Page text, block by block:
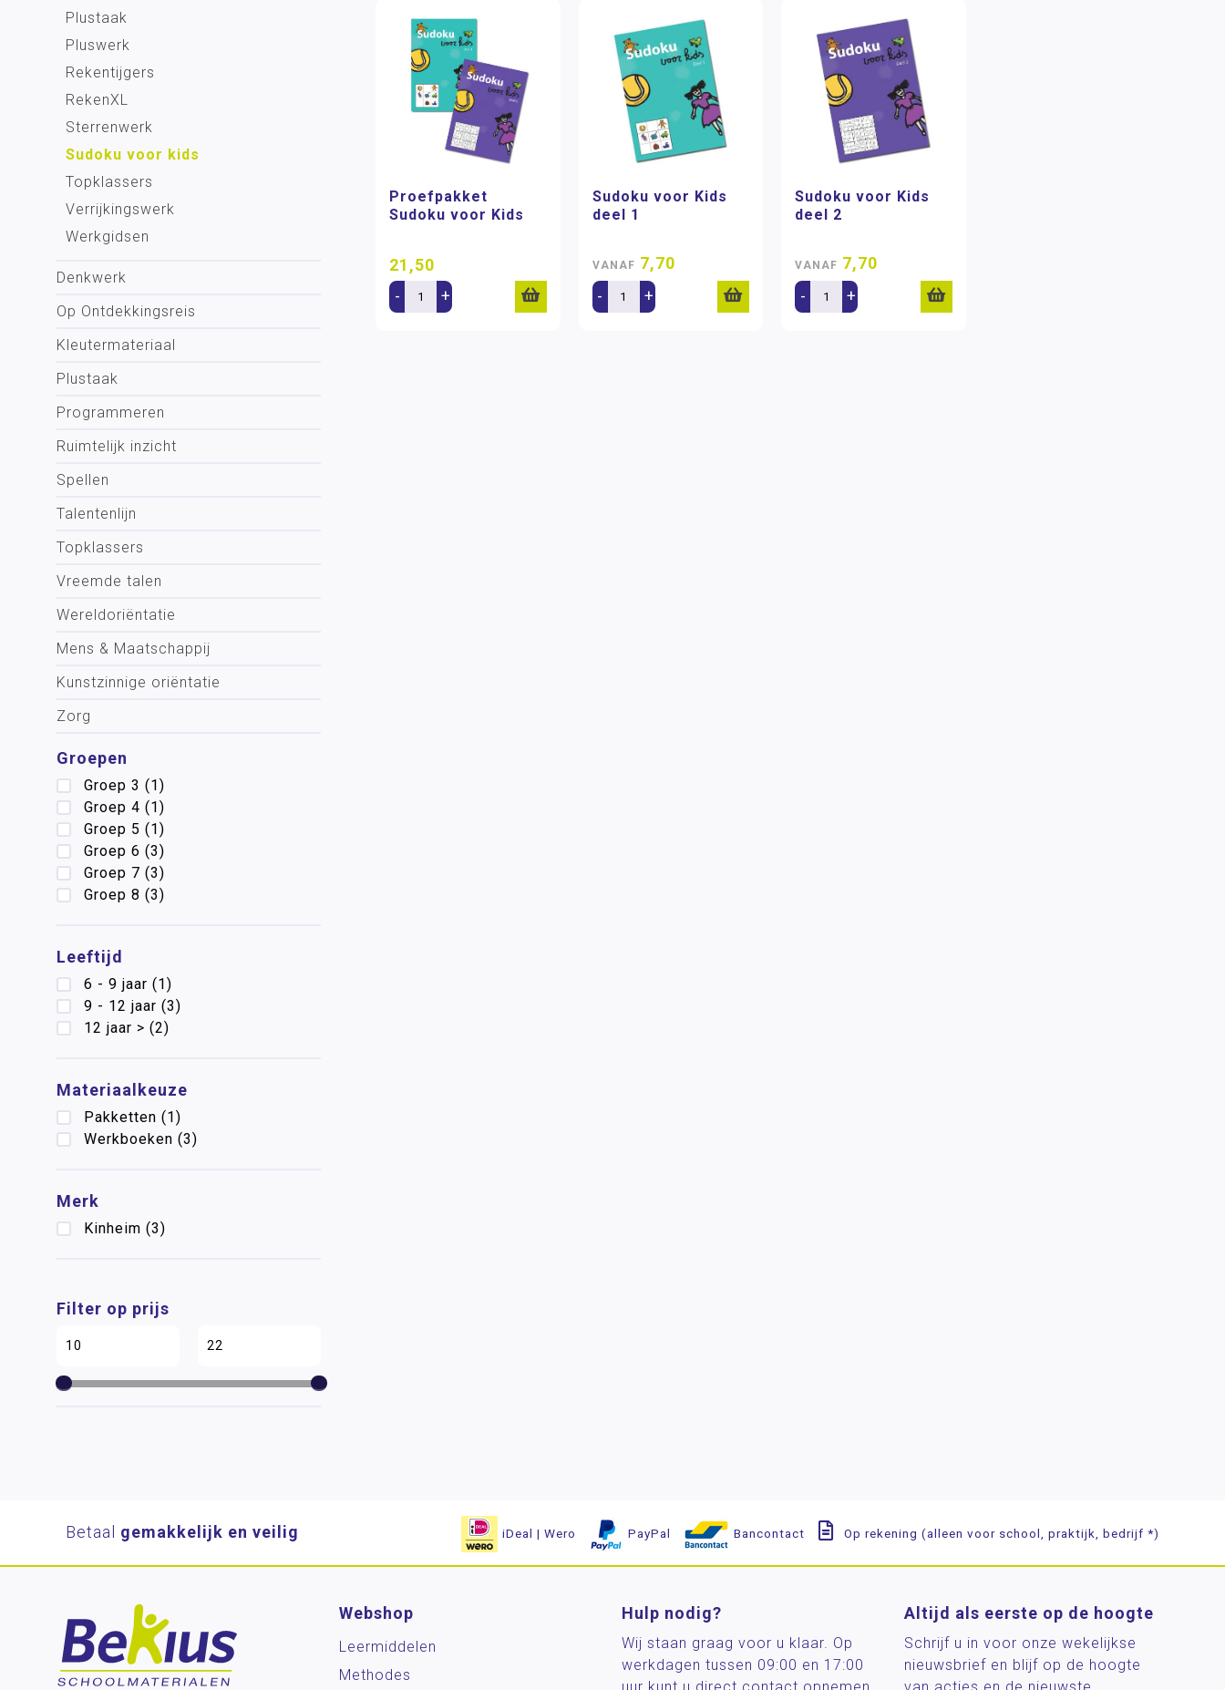
Plustaak
Pluswerk
Rekentijgers
RekenXL
Sterrenwerk
Sudoku voor kids
Topklassers
Verrijkingswerk
Werkgidsen
Denkwerk
Op Ontdekkingsreis
Kleutermateriaal
Plustaak
Programmeren
Ruimtelijk inzicht
Spellen
Talentenlijn
Topklassers
Vreemde talen
Wereldoriëntatie
Mens & Maatschappij
Kunstzinnige oriëntatie
Zorg
Groepen
Groep 3 (1)
Groep 4 (1)
Groep 5 (1)
Groep 6 (3)
Groep 7 (3)
Groep 8 (3)
Leeftijd
6 - 9 jaar (1)
9 - 12 jaar (3)
12 jaar > (2)
Materiaalkeuze
Pakketten (1)
Werkboeken (3)
Merk
Kinheim (3)
Filter op prijs
Proefpakket
Sudoku voor Kids
21,50
- +
Sudoku voor Kids
deel 1
VANAF 7,70
- +
Sudoku voor Kids
deel 2
VANAF 7,70
- +
Betaal gemakkelijk en veilig iDeal | Wero PayPal Bancontact Op rekening (alleen voor school, praktijk, bedrijf *)
Webshop
Leermiddelen
Methodes
Hulp nodig?
Wij staan graag voor u klaar. Op
werkdagen tussen 09:00 en 17:00
Altijd als eerste op de hoogte
Schrijf u in voor onze wekelijkse
nieuwsbrief en blijf op de hoogte